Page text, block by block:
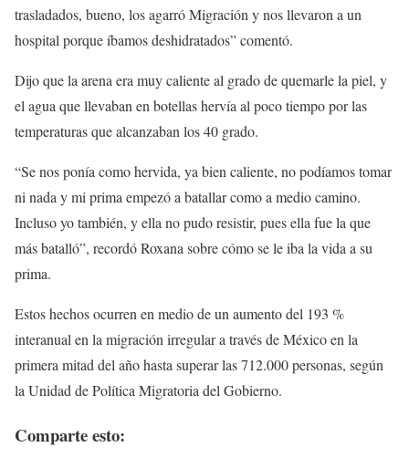
trasladados, bueno, los agarró Migración y nos llevaron a un
hospital porque íbamos deshidratados” comentó.
Dijo que la arena era muy caliente al grado de quemarle la piel, y
el agua que llevaban en botellas hervía al poco tiempo por las
temperaturas que alcanzaban los 40 grado.
“Se nos ponía como hervida, ya bien caliente, no podíamos tomar
ni nada y mi prima empezó a batallar como a medio camino.
Incluso yo también, y ella no pudo resistir, pues ella fue la que
más batalló”, recordó Roxana sobre cómo se le iba la vida a su
prima.
Estos hechos ocurren en medio de un aumento del 193 %
interanual en la migración irregular a través de México en la
primera mitad del año hasta superar las 712.000 personas, según
la Unidad de Política Migratoria del Gobierno.
Comparte esto: